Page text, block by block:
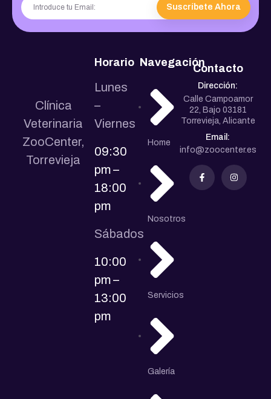
Suscríbete Ahora
Clínica
Veterinaria
ZooCenter,
Torrevieja
Horario
Lunes
–
Viernes
09:30
pm –
18:00
pm
Sábados
10:00
pm –
13:00
pm
Navegación
Home
Nosotros
Servicios
Galería
Contacto
Dirección:
Calle Campoamor
22, Bajo 03181
Torrevieja, Alicante
Email:
info@zoocenter.es